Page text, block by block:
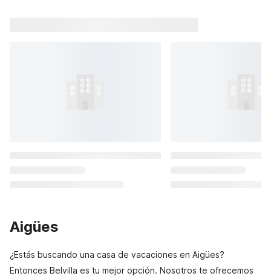
Aigües
¿Estás buscando una casa de vacaciones en Aigües?
Entonces Belvilla es tu mejor opción. Nosotros te ofrecemos